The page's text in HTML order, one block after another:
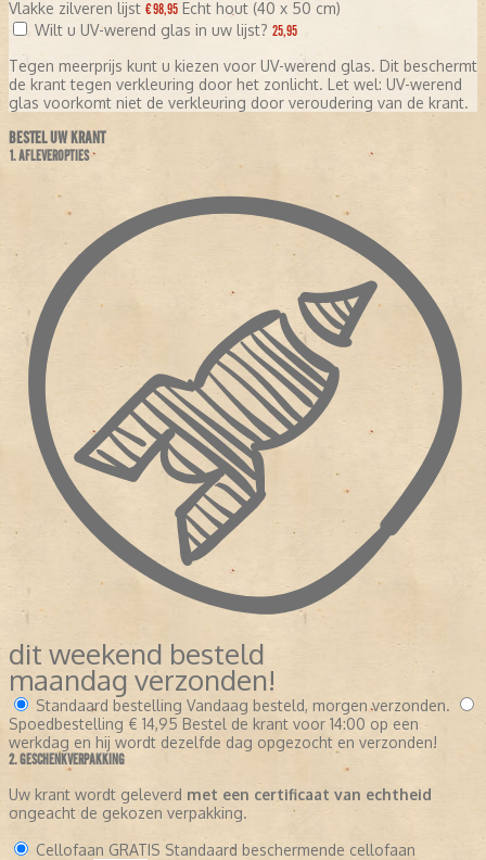
Vlakke zilveren lijst € 98,95 Echt hout (40 x 50 cm)
Wilt u UV-werend glas in uw lijst? 25,95
Tegen meerprijs kunt u kiezen voor UV-werend glas. Dit beschermt
de krant tegen verkleuring door het zonlicht. Let wel: UV-werend
glas voorkomt niet de verkleuring door veroudering van de krant.
BESTEL UW KRANT
1. AFLEVEROPTIES
dit weekend besteld
maandag verzonden!
Standaard bestelling Vandaag besteld, morgen verzonden.
Spoedbestelling € 14,95 Bestel de krant voor 14:00 op een
werkdag en hij wordt dezelfde dag opgezocht en verzonden!
2. GESCHENKVERPAKKING
Uw krant wordt geleverd met een certificaat van echtheid
ongeacht de gekozen verpakking.
Cellofaan GRATIS Standaard beschermende cellofaan